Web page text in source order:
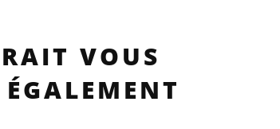
VOUS